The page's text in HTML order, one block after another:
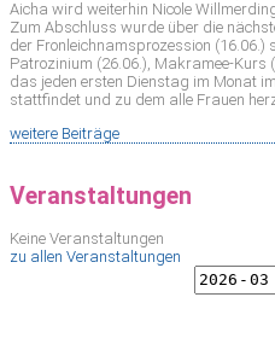
Aicha wird weiterhin Nicole
Zum Abschluss wurde über die
der Fronleichnamsprozession (16.06.)
Patrozinium (26.06.), Makramee-Kurs
das jeden ersten Dienstag im Monat
stattfindet und zu dem alle Frauen
weitere Beiträge
Veranstaltungen
Keine Veranstaltungen
zu allen Veranstaltungen